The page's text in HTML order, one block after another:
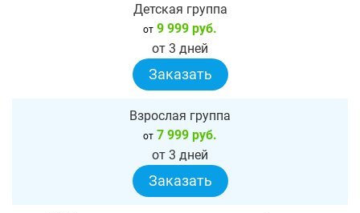
Детская группа
от 9 999 руб.
от 3 дней
Заказать
Взрослая группа
от 7 999 руб.
от 3 дней
Заказать